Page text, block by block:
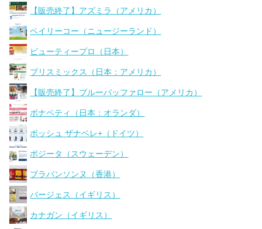
【販売終了】アズミラ（アメリカ）
ベイリーコー（ニュージーランド）
ビューティープロ（日本）
ブリスミックス（日本：アメリカ）
【販売終了】ブルーバッファロー（アメリカ）
ボナペティ（日本：オランダ）
ボッシュ ザナベレ+（ドイツ）
ボジータ（スウェーデン）
ブラバンソンヌ（香港）
バージェス（イギリス）
カナガン（イギリス）